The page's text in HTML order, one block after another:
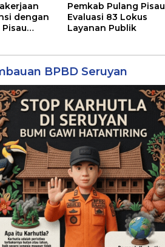
dengan
Pemkab Pulang Pisau
Evaluasi 83 Lokus
Layanan Publik
BPBD Seruyan